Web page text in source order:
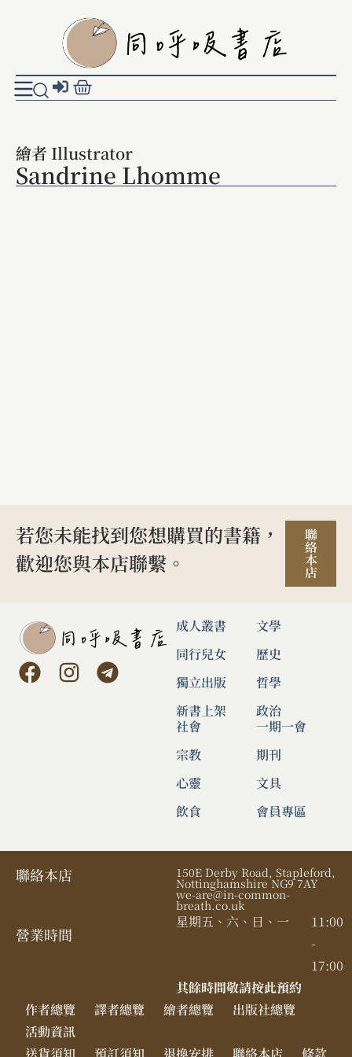
繪者 Illustrator
Sandrine Lhomme
若您未能找到您想購買的書籍，
歡迎您與本店聯繫。
聯
絡
本
店
成人叢書
同行兒女
獨立出版
新書上架
文學
歷史
哲學
政治
社會
宗教
心靈
飲食
一期一會
期刊
文具
會員專區
聯絡本店 150E Derby Road, Stapleford,
Nottinghamshire NG9 7AY
we-are@in-common-
breath.co.uk
營業時間​
星期五、六、日、一
11:00
-
17:00
其餘時間敬請按此預約
作者總覽
譯者總覽 繪者總覽
出版社總覽
活動資訊